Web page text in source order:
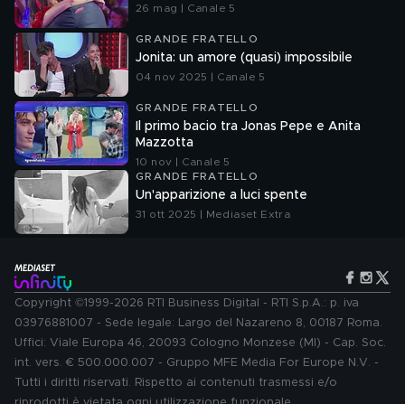
26 mag | Canale 5
GRANDE FRATELLO
Jonita: un amore (quasi) impossibile
04 nov 2025 | Canale 5
GRANDE FRATELLO
Il primo bacio tra Jonas Pepe e Anita
Mazzotta
10 nov | Canale 5
GRANDE FRATELLO
Un'apparizione a luci spente
31 ott 2025 | Mediaset Extra
Copyright ©1999-2026 RTI Business Digital - RTI S.p.A.: p. iva
03976881007 - Sede legale: Largo del Nazareno 8, 00187 Roma.
Uffici: Viale Europa 46, 20093 Cologno Monzese (MI) - Cap. Soc.
int. vers. € 500.000.007 - Gruppo MFE Media For Europe N.V. -
Tutti i diritti riservati. Rispetto ai contenuti trasmessi e/o